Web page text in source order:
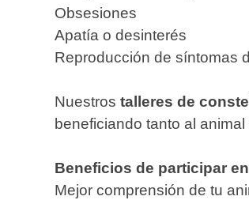
Obsesiones
Apatía o desinterés
Reproducción de síntomas
Nuestrostalleres de
beneficiando tanto al
Beneficios de participar
Mejor comprensión de tu